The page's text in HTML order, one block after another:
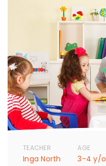
TEACHER
Inga North
AGE
3-4 y/o